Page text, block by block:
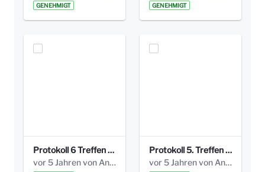
GENEHMIGT GENEHMIGT
Protokoll 6 Treffen 20150205 AG Bismarckplatz.pdf
vor 5 Jahren von Anni Schlumberger
Protokoll 5. Treffen 20141208 AG Bismarkplatz.pdf
vor 5 Jahren von Anni Schlumberger